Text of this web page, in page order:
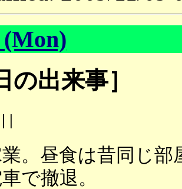
(Mon)
の出来事］
| |
。昼食は昔同じ部
で撤退。